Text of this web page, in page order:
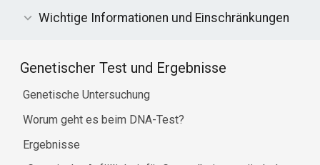
Wichtige Informationen und Einschränkungen
Genetischer Test und Ergebnisse
Genetische Untersuchung
Worum geht es beim DNA-Test?
Ergebnisse